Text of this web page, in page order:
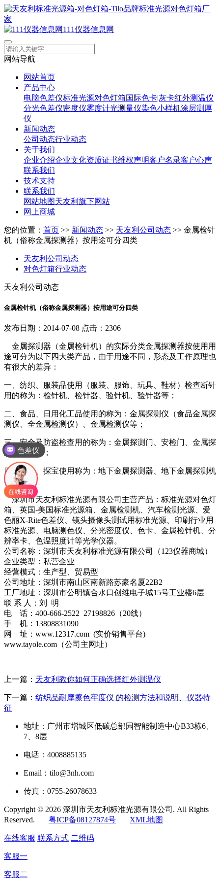
111仪器信息网
网站导航
网站首页
产品中心
电脑色差仪标准光源对色灯箱国际色卡|灰卡红外测温仪
分光色差仪密度仪雾度计光测量仪染色小样机涂层测厚
仪
新闻动态
公司动态行业动态
关于我们
企业介绍企业文化资质证书维权声明客户名录客户心声
联系我们
技术支持
联系我们
网站地图天友利旗下网站
网上商城
您的位置： 首页 >> 新闻动态 >> 天友利公司动态 >> 金属检针
机（俗称金属探测器）按用途可分四类
天友利公司动态
对色灯箱行业动态
天友利公司动态
金属检针机（俗称金属探测器）按用途可分四类
发布日期：2014-07-08 点击：2306
金属探测器（金属检针机）的实际分类金属探测器按使用用
途可分为以下四大类产品，由于用途不同，形态及工作原理也
有很大的差异：
一、纺织、服装品使用（服装、服饰、玩具、鞋材）检查断针
用的称为：检针机、检针器、验针机、验针器等；
二、食品、日用化工品使用的称为：金属探测仪（食品金属探
测仪、全金属检测仪）、金属检测仪等；
三、安全及防盗检查用的称为：金属探测门、安检门、金属探
测安检门等；
四、考古、探宝使用称为：地下金属探测器、地下金属探测机
等。
深圳市天友利标准光源有限公司主营产品：标准光源对色灯
箱、英国-美国标准光源箱、金属检测机、汽车检测光源、爱
色丽X-Rite色差仪、镜头摄像头测试用标准光源、印刷行业用
标准光源、电脑测色仪、分光密度仪、色卡、金属检针机、分
辨率卡、色温照度计等光学仪器。
公司名称：深圳市天友利标准光源有限公司（123仪器商城）
企业类型：私营企业
经营模式：生产型、贸易型
公司地址：深圳市南山区南新路苏豪名厦22B2
工厂地址：深圳市公明镇合水口创维电子城15号工业楼6层
联 系 人：刘 明
电 话：400-666-2522 27198826（20线）
手 机：13808831090
网 址：www.12317.com (实价销售平台)
www.tayole.com（公司主网址）
上一篇： 天友利教你如何正确选择红外测温仪
下一篇： 纺织品耐摩擦色牢度仪 的检测方法和说明、仪器特
征
地址：广州市增城区低碳总部园智能制造中心B33栋6、
7、8层
电话：4008885135
Email：tilo@3nh.com
传真：0755-26078633
Copyright © 2026 深圳市天友利标准光源有限公司. All Rights
Reserved. 粤ICP备08127874号 XML地图
在线客服 联系方式 二维码
客服一
客服二
色差仪